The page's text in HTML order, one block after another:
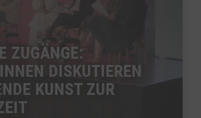
ZUGÄNGE:
DISKUTIEREN
KUNST ZUR